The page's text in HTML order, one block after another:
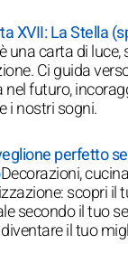
XVII: La Stella
una carta di luce,
Ci guida
nel futuro,
i nostri sogni.
perfetto
Decorazioni,
scopri il
secondo il tuo
il tuo